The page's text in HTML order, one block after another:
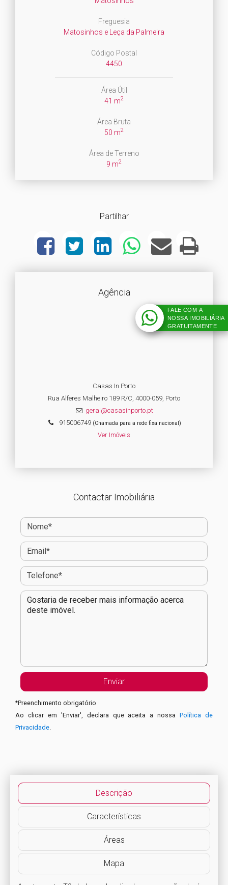
Freguesia
Matosinhos e Leça da Palmeira
Código Postal
4450
Área Útil
41 m2
Área Bruta
50 m2
Área de Terreno
9 m2
Partilhar
Agência
Casas In Porto
Rua Alferes Malheiro 189 R/C, 4000-059, Porto
geral@casasinporto.pt
915006749(Chamada para a rede fixa nacional)
Ver Imóveis
Contactar Imobiliária
*Preenchimento obrigatório
Ao clicar em 'Enviar', declara que aceita a nossaPolítica de
Privacidade
Descrição
Características
Áreas
Mapa
FALE COM A
NOSSA IMOBILIÁRIA
GRATUITAMENTE